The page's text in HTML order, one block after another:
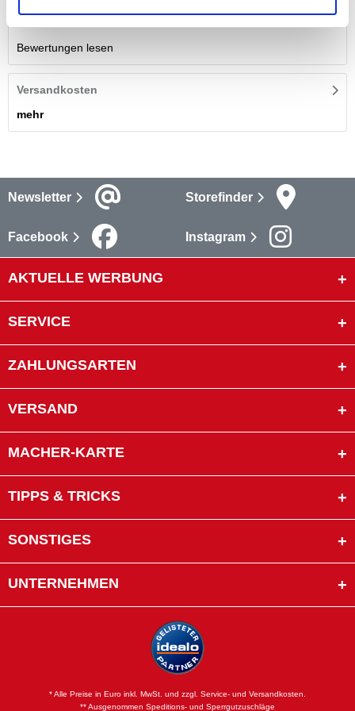
Bewertungen lesen
Versandkosten
mehr
Newsletter Storefinder
Facebook Instagram
AKTUELLE WERBUNG
SERVICE
ZAHLUNGSARTEN
VERSAND
MACHER-KARTE
TIPPS & TRICKS
SONSTIGES
UNTERNEHMEN
* Alle Preise in Euro inkl. MwSt. und zzgl. Service- und Versandkosten.
** Ausgenommen Speditions- und Sperrgutzuschläge